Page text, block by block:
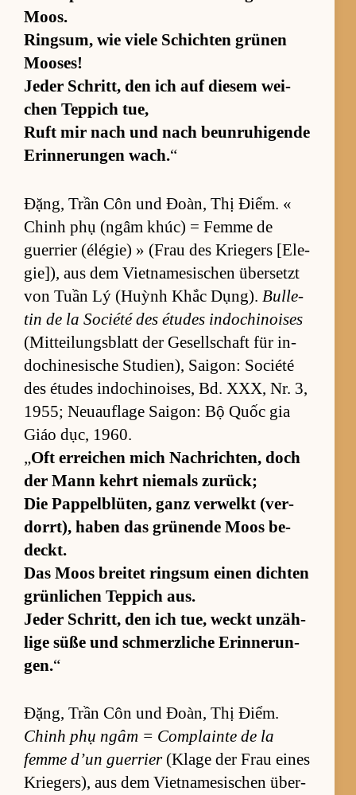
Moos.
Rings­um, wie viele Schich­ten grü­nen
Moo­ses!
Je­der Schritt, den ich auf die­sem wei­
chen Tep­pich tue,
Ruft mir nach und nach be­un­ru­hi­gende
Er­in­ne­run­gen wach.“
Đặng, Trần Côn und Đoàn, Thị Điểm. «
Chinh phụ (ngâm khúc) = Femme de
guer­rier (élé­gie) » (Frau des Krie­gers [E­le­
gie]), aus dem Vi­et­na­me­si­schen über­setzt
von Tuần Lý (Huỳnh Khắc Dụng). Bulle­
tin de la So­ciété des étu­des in­do­chi­noi­ses
(Mit­tei­lungs­blatt der Ge­sell­schaft für in­
do­chi­ne­si­sche Stu­dien), Sai­gon: So­ciété
des étu­des in­do­chi­noi­ses, Bd. XXX, Nr. 3,
1955; Neu­auf­lage Sai­gon: Bộ Quốc gia
Giáo dục, 1960.
„Oft er­rei­chen mich Nach­rich­ten, doch
der Mann kehrt nie­mals zu­rück;
Die Pap­pel­b­lü­ten, ganz ver­welkt (ver­
dorr­t), ha­ben das grü­nende Moos be­
deckt.
Das Moos brei­tet ringsum einen dich­ten
grün­li­chen Tep­pich aus.
Je­der Schritt, den ich tue, weckt un­zäh­
lige süße und schmerz­li­che Er­in­ne­run­
gen.“
Đặng, Trần Côn und Đoàn, Thị Điểm.
Chinh phụ ngâm = Com­plainte de la
femme d’un guer­rier(Klage der Frau ei­nes
Krie­ger­s), aus dem Vi­et­na­me­si­schen über­